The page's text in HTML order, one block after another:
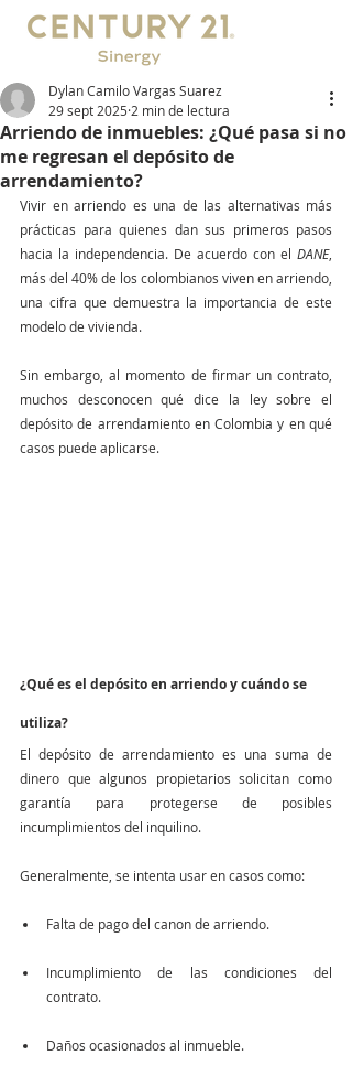
Arriendo de inmuebles: ¿Qué pasa si no
me regresan el depósito de
arrendamiento?
Dylan Camilo Vargas Suarez
29 sept 2025 2 min de lectura
Vivir en arriendo es una de las alternativas más
prácticas para quienes dan sus primeros pasos
hacia la independencia. De acuerdo con el DANE,
más del 40% de los colombianos viven en arriendo,
una cifra que demuestra la importancia de este
modelo de vivienda.
Sin embargo, al momento de firmar un contrato,
muchos desconocen qué dice la ley sobre el
depósito de arrendamiento en Colombia y en qué
casos puede aplicarse.
¿Qué es el depósito en arriendo y cuándo se
utiliza?
El depósito de arrendamiento es una suma de
dinero que algunos propietarios solicitan como
garantía para protegerse de posibles
incumplimientos del inquilino.
Generalmente, se intenta usar en casos como:
Falta de pago del canon de arriendo.
Incumplimiento de las condiciones del
contrato.
Daños ocasionados al inmueble.